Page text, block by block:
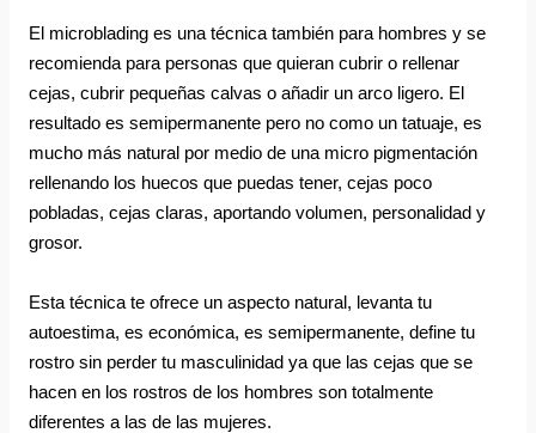
El microblading es una técnica también para hombres y se
recomienda para personas que quieran cubrir o rellenar
cejas, cubrir pequeñas calvas o añadir un arco ligero. El
resultado es semipermanente pero no como un tatuaje, es
mucho más natural por medio de una micro pigmentación
rellenando los huecos que puedas tener, cejas poco
pobladas, cejas claras, aportando volumen, personalidad y
grosor.
Esta técnica te ofrece un aspecto natural, levanta tu
autoestima, es económica, es semipermanente, define tu
rostro sin perder tu masculinidad ya que las cejas que se
hacen en los rostros de los hombres son totalmente
diferentes a las de las mujeres.